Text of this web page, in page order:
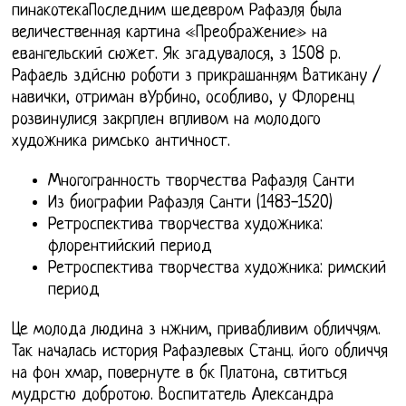
пинакотекаПоследним шедевром Рафаэля была
величественная картина «Преображение» на
евангельский сюжет. Як згадувалося, з 1508 р.
Рафаель здйсню роботи з прикрашанням Ватикану /
навички, отриман вУрбино, особливо, у Флоренц
розвинулися закрплен впливом на молодого
художника римсько античност.
Многогранность творчества Рафаэля Санти
Из биографии Рафаэля Санти (1483-1520)
Ретроспектива творчества художника:
флорентийский период
Ретроспектива творчества художника: римский
период
Це молода людина з нжним, привабливим обличчям.
Так началась история Рафаэлевых Станц. його обличчя
на фон хмар, повернуте в бк Платона, свтиться
мудрстю добротою. Воспитатель Александра